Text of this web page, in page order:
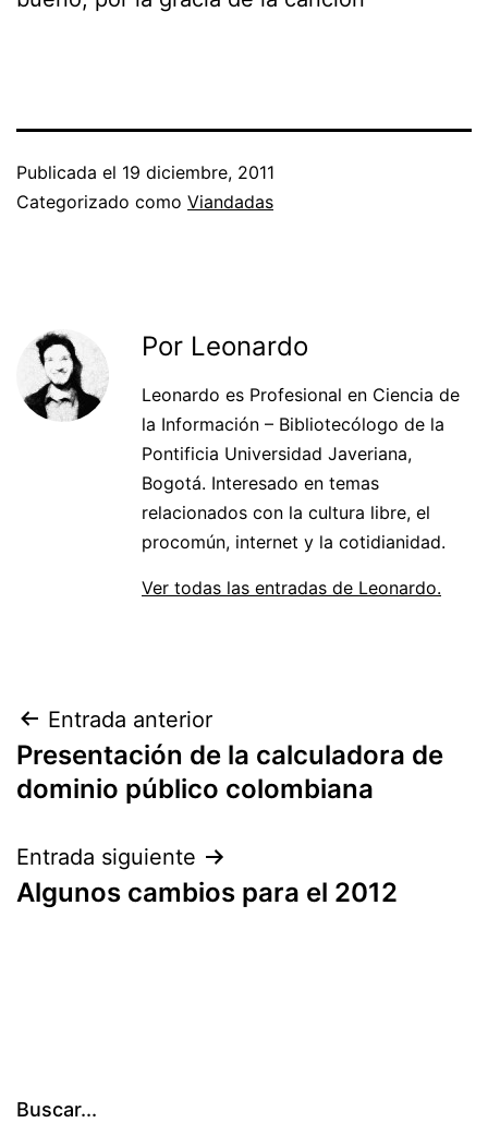
Publicada el 19 diciembre, 2011
Categorizado como Viandadas
Por Leonardo
Leonardo es Profesional en Ciencia de
la Información – Bibliotecólogo de la
Pontificia Universidad Javeriana,
Bogotá. Interesado en temas
relacionados con la cultura libre, el
procomún, internet y la cotidianidad.
Ver todas las entradas de Leonardo.
Navegación
de
Entrada anterior
Presentación de la calculadora de
dominio público colombiana
Entrada siguiente
Algunos cambios para el 2012
Buscar...